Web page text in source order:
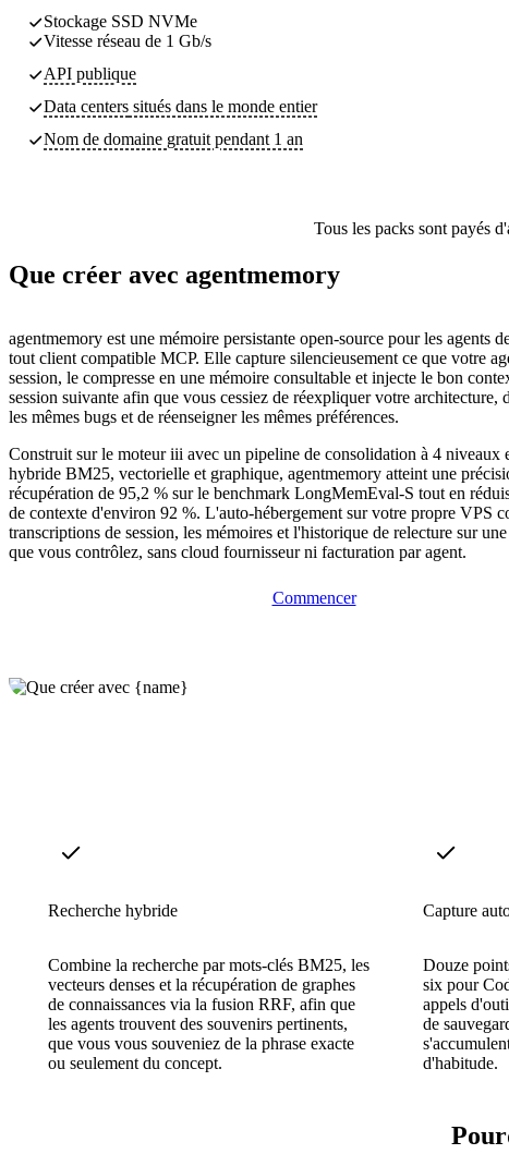
Stockage SSD NVMe
Vitesse réseau de 1 Gb/s
API publique
Data centers situés dans le monde entier
Nom de domaine gratuit pendant 1 an
Tous les packs sont payés
Que créer avec agentmemory
agentmemory est une mémoire persistante open-source pour les agents
tout client compatible MCP. Elle capture silencieusement ce que votre
session, le compresse en une mémoire consultable et injecte le bon
session suivante afin que vous cessiez de réexpliquer votre architecture,
les mêmes bugs et de réenseigner les mêmes préférences.
Construit sur le moteur iii avec un pipeline de consolidation à 4 niveaux
hybride BM25, vectorielle et graphique, agentmemory atteint une
récupération de 95,2 % sur le benchmark LongMemEval-S tout en
de contexte d'environ 92 %. L'auto-hébergement sur votre propre VPS
transcriptions de session, les mémoires et l'historique de relecture sur
que vous contrôlez, sans cloud fournisseur ni facturation par agent.
Commencer
Recherche hybride
Combine la recherche par mots-clés BM25, les
vecteurs denses et la récupération de graphes
de connaissances via la fusion RRF, afin que
les agents trouvent des souvenirs pertinents,
que vous vous souveniez de la phrase exacte
ou seulement du concept.
Capture
Douze
six pour
appels
de
d'habitude.